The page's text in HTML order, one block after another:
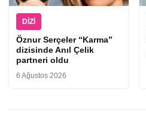
DIZI
Öznur Serçeler “Karma”
dizisinde Anıl Çelik
partneri oldu
6 Ağustos 2026